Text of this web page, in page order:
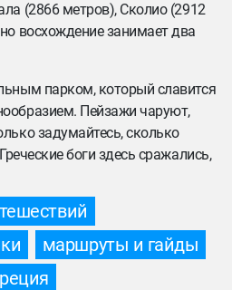
(2866 метров), Сколио (2912
восхождение занимает два
парком, который славится
Пейзажи чаруют,
задумайтесь, сколько
боги здесь сражались,
маршруты и гайды